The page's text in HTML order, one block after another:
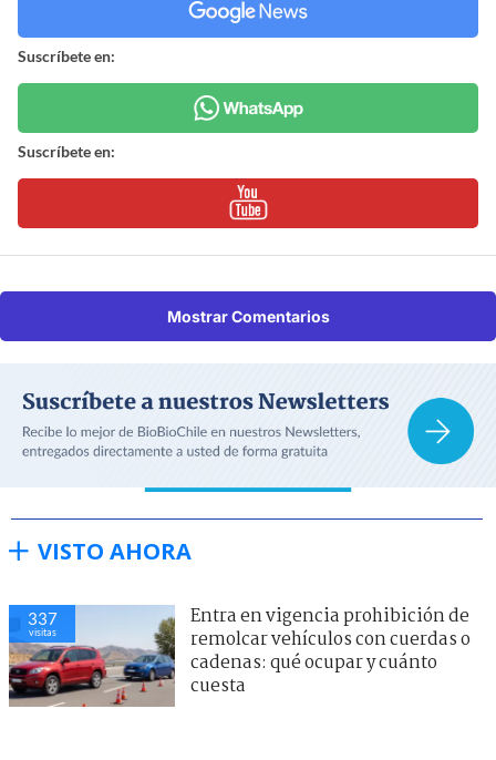
Suscríbete en:
Suscríbete en:
Mostrar Comentarios
VISTO AHORA
337
visitas
Entra en vigencia prohibición de
remolcar vehículos con cuerdas o
cadenas: qué ocupar y cuánto
cuesta